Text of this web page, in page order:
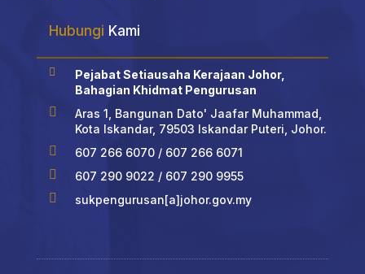
Hubungi Kami

Pejabat Setiausaha Kerajaan Johor,
Bahagian Khidmat Pengurusan

Aras 1, Bangunan Dato' Jaafar Muhammad,
Kota Iskandar, 79503 Iskandar Puteri, Johor.

607 266 6070 / 607 266 6071

607 290 9022 / 607 290 9955

sukpengurusan[a]johor.gov.my